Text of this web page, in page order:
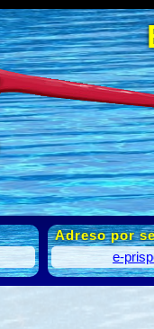
Adreso por
e-